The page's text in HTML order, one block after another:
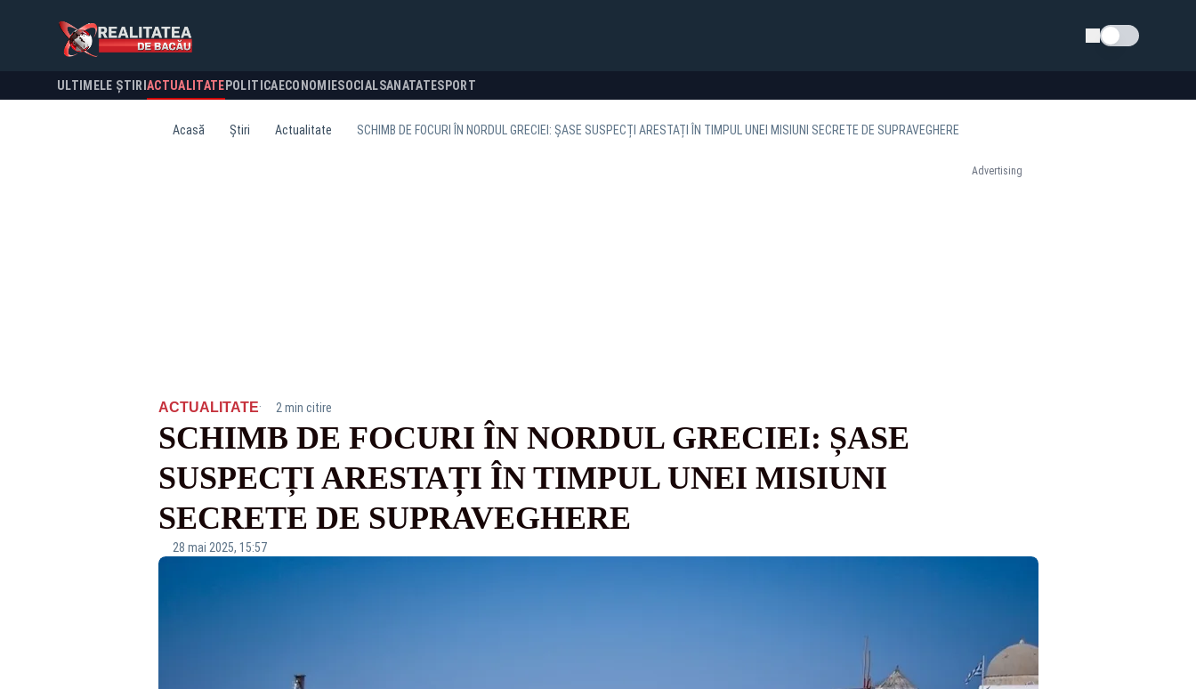
Schimba tema
ULTIMELE ȘTIRI ACTUALITATE POLITICA ECONOMIESOCIALSANATATESPORT
Acasă Știri Actualitate SCHIMB DE FOCURI ÎN NORDUL GRECIEI: ȘASE SUSPECȚI ARESTAȚI ÎN TIMPUL UNEI MISIUNI SECRETE DE SUPRAVEGHERE
Advertising
ACTUALITATE· 2 min citire
SCHIMB DE FOCURI ÎN NORDUL GRECIEI: ȘASE
SUSPECȚI ARESTAȚI ÎN TIMPUL UNEI MISIUNI
SECRETE DE SUPRAVEGHERE
28 mai 2025, 15:57